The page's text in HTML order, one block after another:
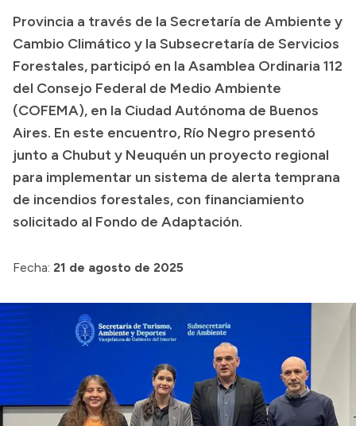
Historia
Geografía
Invertí en Río Negro
Presupuesto
Boletín Oficial
Compras y licitaciones
Convocatorias
Intranet
Login
Provincia a través de la Secretaría de Ambiente y
Cambio Climático y la Subsecretaría de Servicios
Forestales, participó en la Asamblea Ordinaria 112
del Consejo Federal de Medio Ambiente
(COFEMA), en la Ciudad Autónoma de Buenos
Aires. En este encuentro, Río Negro presentó
junto a Chubut y Neuquén un proyecto regional
para implementar un sistema de alerta temprana
de incendios forestales, con financiamiento
solicitado al Fondo de Adaptación.
Fecha: 21 de agosto de 2025